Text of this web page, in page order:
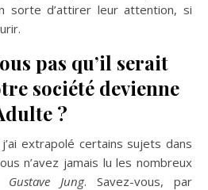
sorte d’attirer leur attention, si
pas qu’il serait
société devienne
?
extrapolé certains sujets dans
n’avez jamais lu les nombreux
Jung. Savez-vous, par